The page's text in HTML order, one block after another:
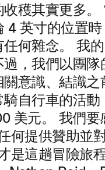
穫其實更多
4 英寸的位置
何雜念。 我
，我們以團隊
意識、結識之
自行車的活
美元。 我們要
何提供贊助並
是這趟冒險旅